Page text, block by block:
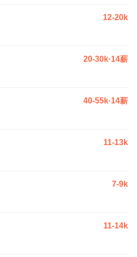
12-20k
20-30k·14薪
40-55k·14薪
11-13k
7-9k
11-14k